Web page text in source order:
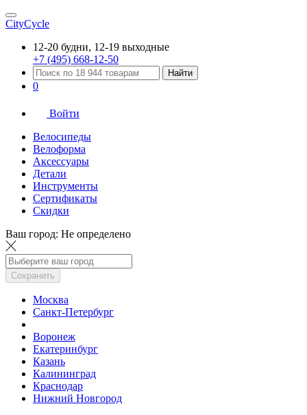
CityCycle
12-20 будни, 12-19 выходные
+7 (495) 668-12-50
Найти
0
Войти
Велосипеды
Велоформа
Аксессуары
Детали
Инструменты
Сертификаты
Скидки
Ваш город: Не определено
Сохранить
Москва
Санкт-Петербург
Воронеж
Екатеринбург
Казань
Калининград
Краснодар
Нижний Новгород